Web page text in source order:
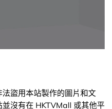
盜用本站製作的圖片和文
沒有在 HKTVMall 或其他平